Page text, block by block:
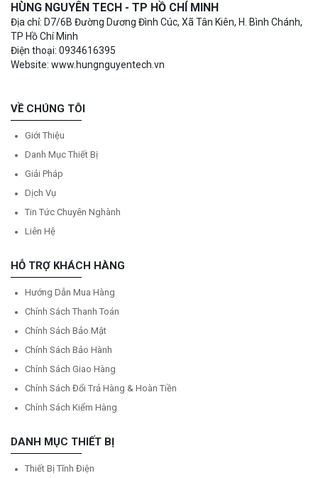
HÙNG NGUYÊN TECH - TP HỒ CHÍ MINH
Địa chỉ: D7/6B Đường Dương Đình Cúc, Xã Tân Kiên, H. Bình Chánh,
TP Hồ Chí Minh
Điện thoại: 0934616395
Website: www.hungnguyentech.vn
VỀ CHÚNG TÔI
Giới Thiệu
Danh Mục Thiết Bị
Giải Pháp
Dịch Vụ
Tin Tức Chuyên Nghành
Liên Hệ
HỖ TRỢ KHÁCH HÀNG
Hướng Dẫn Mua Hàng
Chính Sách Thanh Toán
Chính Sách Bảo Mật
Chính Sách Bảo Hành
Chính Sách Giao Hàng
Chính Sách Đổi Trả Hàng & Hoàn Tiền
Chính Sách Kiểm Hàng
DANH MỤC THIẾT BỊ
Thiết Bị Tĩnh Điện